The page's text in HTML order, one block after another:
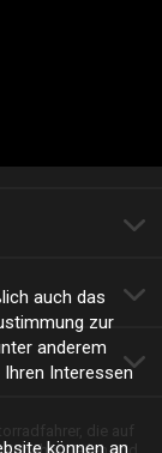
auch das
zur
anderem
Interessen
können an